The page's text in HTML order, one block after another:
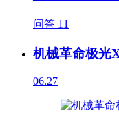
问答 11
机械革命极光
06.27